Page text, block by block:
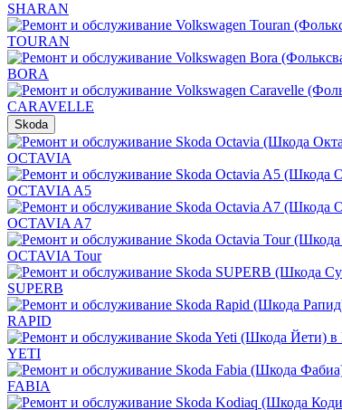
SHARAN
TOURAN
BORA
CARAVELLE
Skoda
OCTAVIA
OCTAVIA A5
OCTAVIA A7
OCTAVIA Tour
SUPERB
RAPID
YETI
FABIA